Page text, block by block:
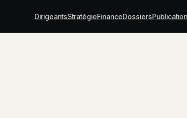
DirigeantsStratégieFinanceDossiers